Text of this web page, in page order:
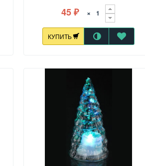
45₽ ×
КУПИТЬ